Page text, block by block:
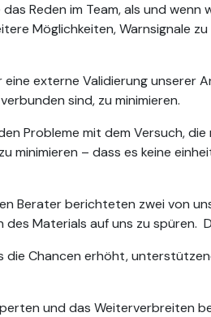
Reden im Team, als und wenn
Möglichkeiten, Warnsignale
externe Validierung unserer
sind, zu minimieren.
Probleme mit dem Versuch,
minimieren – dass es keine
Berater berichteten zwei von
Materials auf uns zu spüren.
die Chancen erhöht,
und das Weiterverbreiten